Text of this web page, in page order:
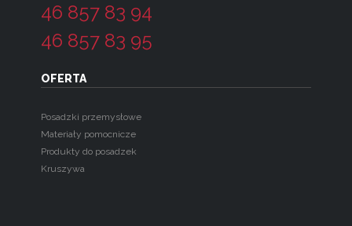
46 857 83 94
46 857 83 95
OFERTA
Posadzki przemysłowe
Materiały pomocnicze
Produkty do posadzek
Kruszywa